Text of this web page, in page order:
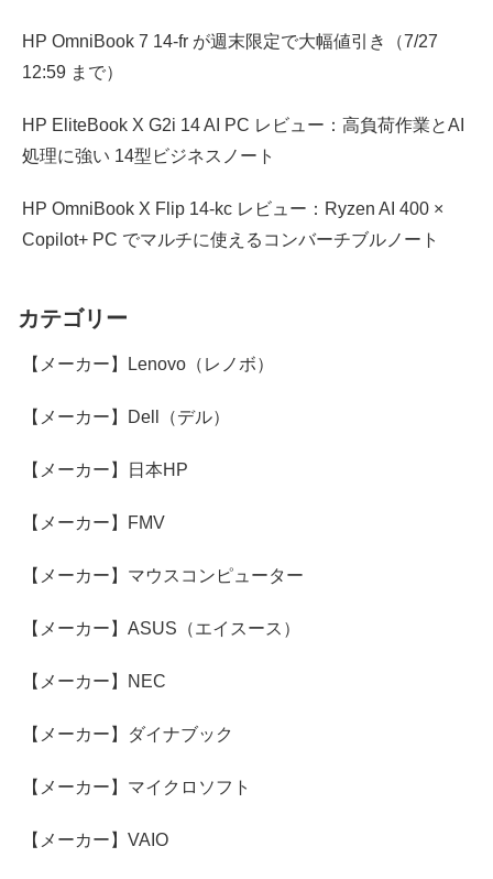
HP OmniBook 7 14-fr が週末限定で大幅値引き（7/27
12:59 まで）
HP EliteBook X G2i 14 AI PC レビュー：高負荷作業とAI
処理に強い 14型ビジネスノート
HP OmniBook X Flip 14-kc レビュー：Ryzen AI 400 ×
Copilot+ PC でマルチに使えるコンバーチブルノート
カテゴリー
【メーカー】Lenovo（レノボ）
【メーカー】Dell（デル）
【メーカー】日本HP
【メーカー】FMV
【メーカー】マウスコンピューター
【メーカー】ASUS（エイスース）
【メーカー】NEC
【メーカー】ダイナブック
【メーカー】マイクロソフト
【メーカー】VAIO